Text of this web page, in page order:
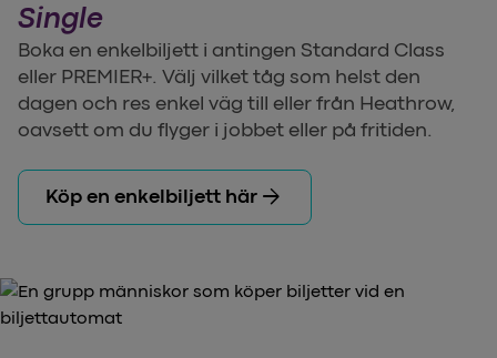
Single
Boka en enkelbiljett i antingen Standard Class
eller PREMIER+. Välj vilket tåg som helst den
dagen och res enkel väg till eller från Heathrow,
oavsett om du flyger i jobbet eller på fritiden.
Köp en enkelbiljett här arrow_forward